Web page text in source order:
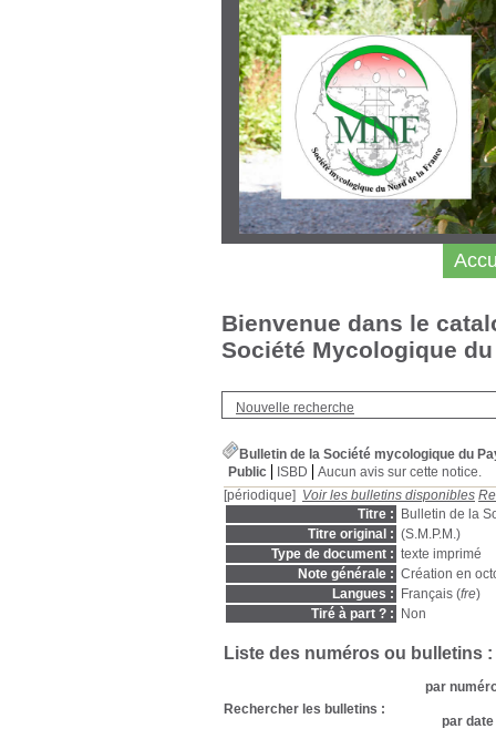
Bienvenue dans le
Société Mycologique
Nouvelle recherche
Bulletin de la Société mycologique du
Public
ISBD
Aucun avis sur cette notice.
[périodique] Voir les bulletins disponibles
Titre :
Bulletin de la
Titre original : (S.M.P.M.)
Type de document : texte imprimé
Note générale : Création en
Langues :
Français (fre)
Tiré à part ? :
Non
Liste des numéros ou bulletins :
Rechercher les bulletins :
par
par date